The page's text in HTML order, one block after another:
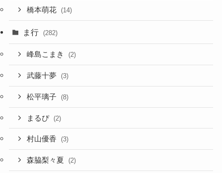
橋本萌花 (14)
ま行 (282)
峰島こまき (2)
武藤十夢 (3)
松平璃子 (8)
まるぴ (2)
村山優香 (3)
森脇梨々夏 (2)